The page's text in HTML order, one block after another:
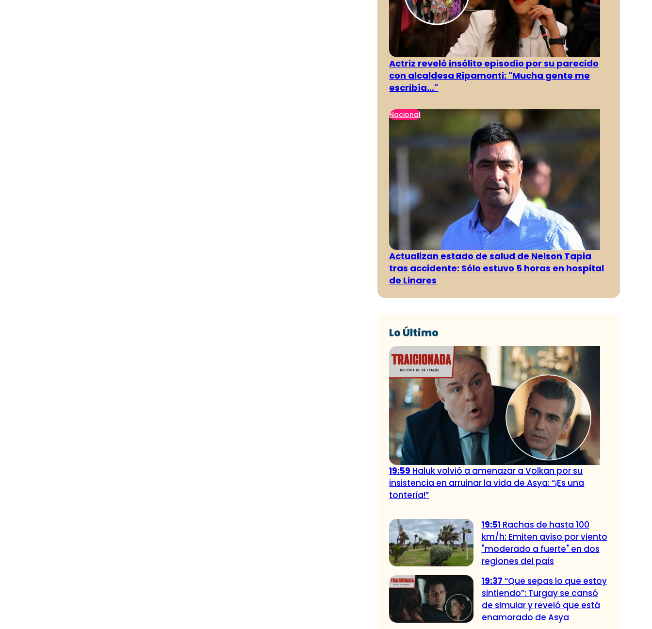
Actriz reveló insólito episodio por su parecido
con alcaldesa Ripamonti: "Mucha gente me
escribía..."
Nacional
Actualizan estado de salud de Nelson Tapia
tras accidente: Sólo estuvo 5 horas en hospital
de Linares
Lo Último
19:59 Haluk volvió a amenazar a Volkan por su
insistencia en arruinar la vida de Asya: “¡Es una
tontería!”
19:51 Rachas de hasta 100
km/h: Emiten aviso por viento
"moderado a fuerte" en dos
regiones del país
19:37 “Que sepas lo que estoy
sintiendo”: Turgay se cansó
de simular y reveló que está
enamorado de Asya